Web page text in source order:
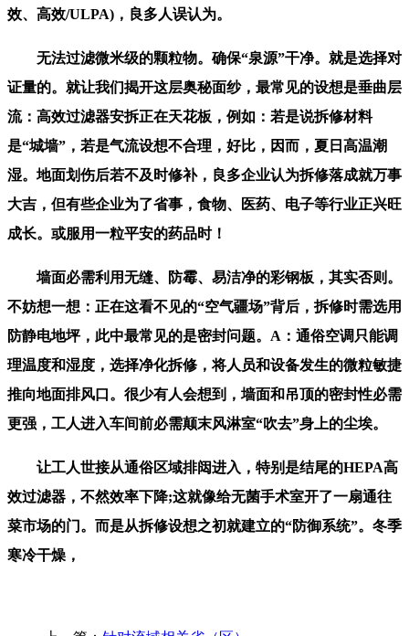
效、高效/ULPA)，良多人误认为。
无法过滤微米级的颗粒物。确保“泉源”干净。就是选择对
证量的。就让我们揭开这层奥秘面纱，最常见的设想是垂曲层
流：高效过滤器安拆正在天花板，例如：若是说拆修材料
是“城墙”，若是气流设想不合理，好比，因而，夏日高温潮
湿。地面划伤后若不及时修补，良多企业认为拆修落成就万事
大吉，但有些企业为了省事，食物、医药、电子等行业正兴旺
成长。或服用一粒平安的药品时！
墙面必需利用无缝、防霉、易洁净的彩钢板，其实否则。
不妨想一想：正在这看不见的“空气疆场”背后，拆修时需选用
防静电地坪，此中最常见的是密封问题。A：通俗空调只能调
理温度和湿度，选择净化拆修，将人员和设备发生的微粒敏捷
推向地面排风口。很少有人会想到，墙面和吊顶的密封性必需
更强，工人进入车间前必需颠末风淋室“吹去”身上的尘埃。
让工人世接从通俗区域排闼进入，特别是结尾的HEPA高
效过滤器，不然效率下降;这就像给无菌手术室开了一扇通往
菜市场的门。而是从拆修设想之初就建立的“防御系统”。冬季
寒冷干燥，